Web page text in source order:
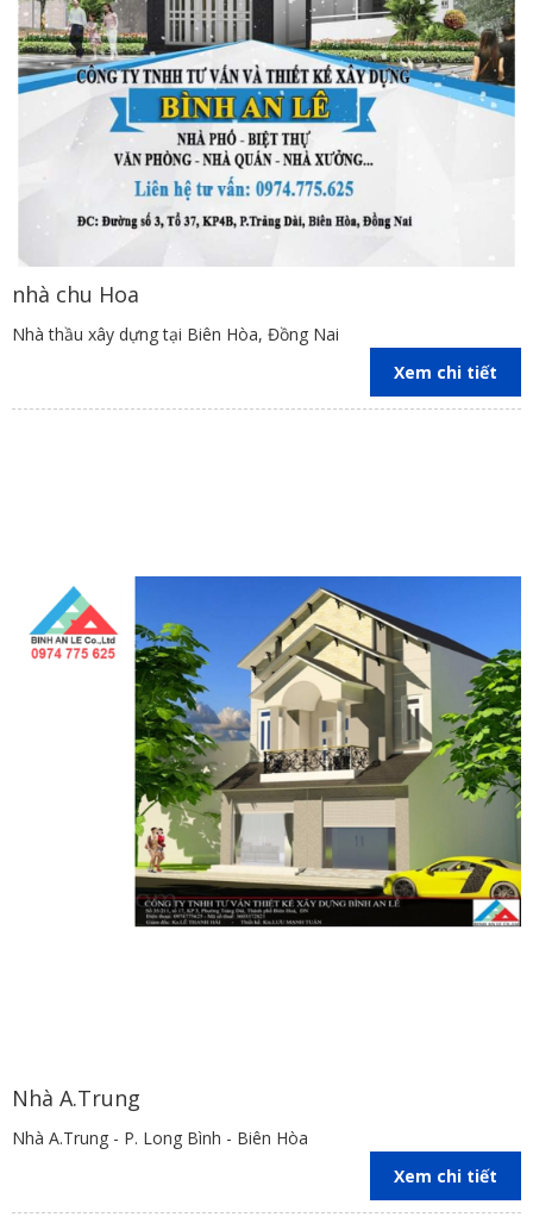
nhà chu Hoa
Nhà thầu xây dựng tại Biên Hòa, Đồng Nai
Xem chi tiết
Nhà A.Trung
Nhà A.Trung - P. Long Bình - Biên Hòa
Xem chi tiết